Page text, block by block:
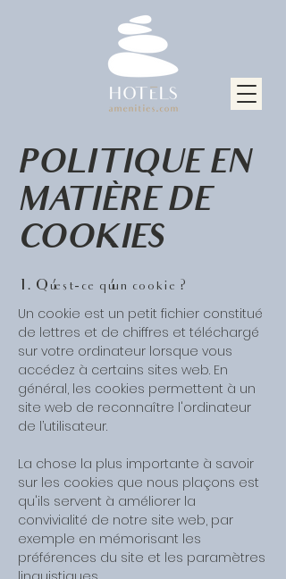
POLITIQUE EN
MATIÈRE DE
COOKIES
1. Qu'est-ce qu'un cookie ?
Un cookie est un petit fichier constitué
de lettres et de chiffres et téléchargé
sur votre ordinateur lorsque vous
accédez à certains sites web. En
général, les cookies permettent à un
site web de reconnaître l'ordinateur
de l’utilisateur.
La chose la plus importante à savoir
sur les cookies que nous plaçons est
qu'ils servent à améliorer la
convivialité de notre site web, par
exemple en mémorisant les
préférences du site et les paramètres